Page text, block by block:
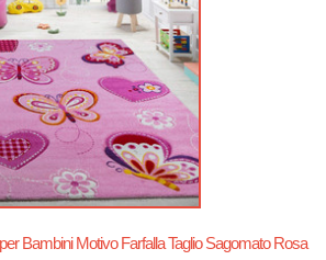
Bambini Motivo Farfalla Taglio Sagomato Rosa